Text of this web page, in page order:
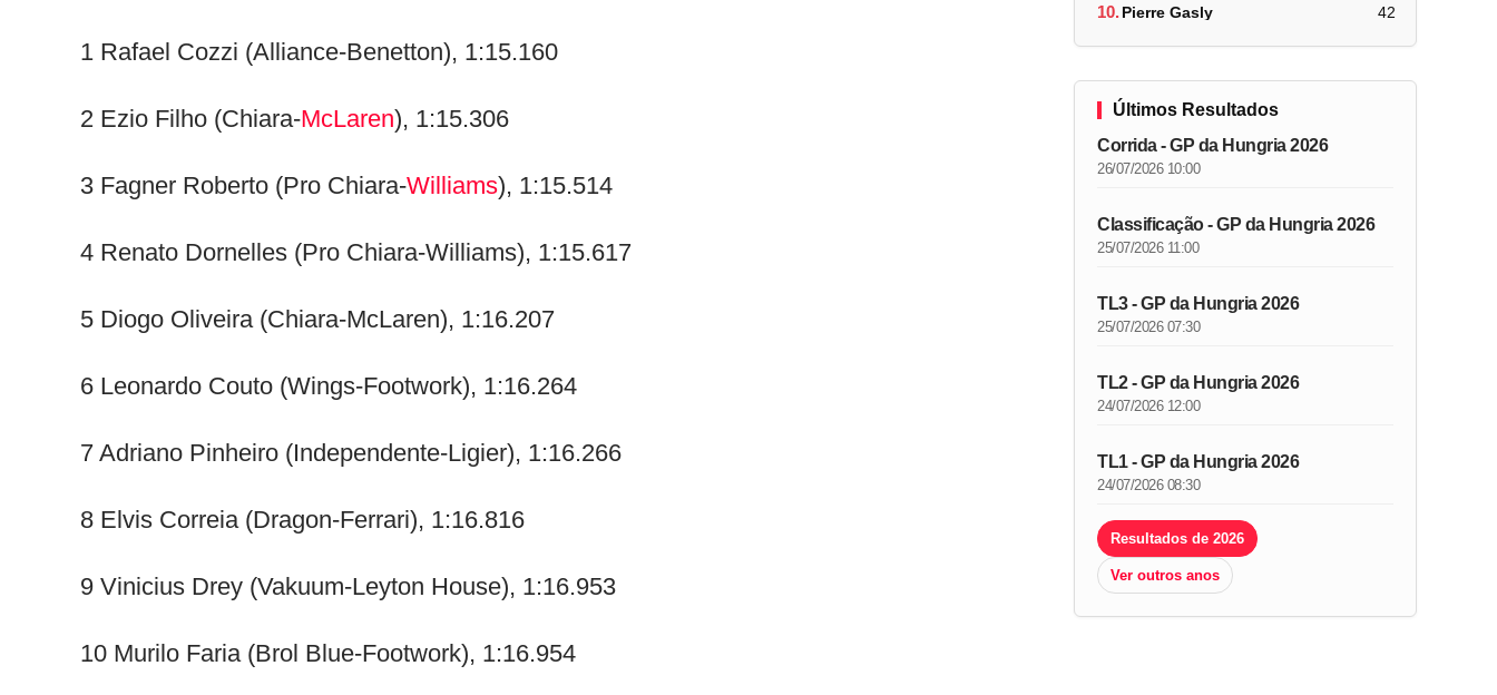
1 Rafael Cozzi (Alliance-Benetton), 1:15.160
2 Ezio Filho (Chiara-McLaren), 1:15.306
3 Fagner Roberto (Pro Chiara-Williams), 1:15.514
4 Renato Dornelles (Pro Chiara-Williams), 1:15.617
5 Diogo Oliveira (Chiara-McLaren), 1:16.207
6 Leonardo Couto (Wings-Footwork), 1:16.264
7 Adriano Pinheiro (Independente-Ligier), 1:16.266
8 Elvis Correia (Dragon-Ferrari), 1:16.816
9 Vinicius Drey (Vakuum-Leyton House), 1:16.953
10 Murilo Faria (Brol Blue-Footwork), 1:16.954
10.Pierre Gasly 42
Últimos Resultados
Corrida - GP da Hungria 2026
26/07/2026 10:00
Classificação - GP da Hungria 2026
25/07/2026 11:00
TL3 - GP da Hungria 2026
25/07/2026 07:30
TL2 - GP da Hungria 2026
24/07/2026 12:00
TL1 - GP da Hungria 2026
24/07/2026 08:30
Resultados de 2026
Ver outros anos